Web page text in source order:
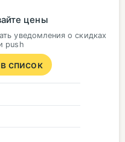
цены
уведомления о скидках
push
список